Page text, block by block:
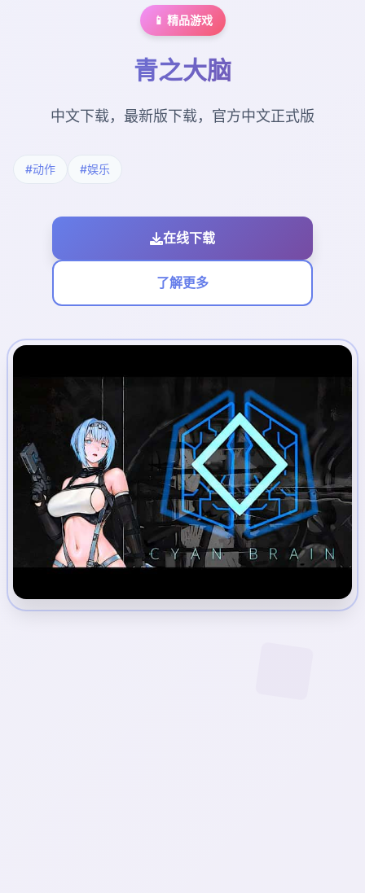
📱 精品游戏
青之大脑
中文下载，最新版下载，官方中文正式版
#动作 #娱乐
在线下载
了解更多